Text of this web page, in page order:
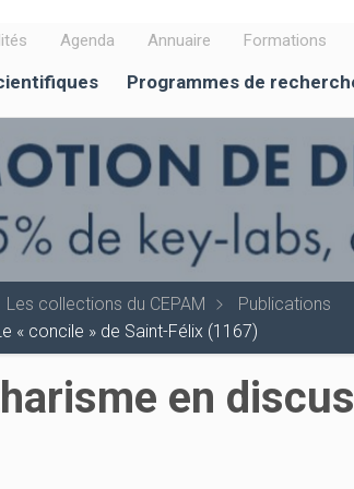
Agenda Annuaire Formations
Programmes de
Les collections du CEPAM
Publications
« concile » de Saint-Félix (1167)
en